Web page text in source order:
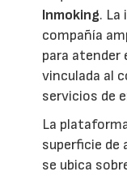
Inmoking. La
compañía
para atender
vinculada al
servicios de
La
superficie de
se ubica